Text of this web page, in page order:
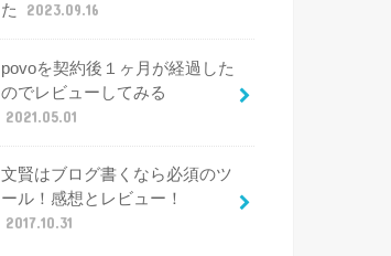
た
2023.09.16
povoを契約後１ヶ月が経過した
のでレビューしてみる
2021.05.01
文賢はブログ書くなら必須のツ
ール！感想とレビュー！
2017.10.31